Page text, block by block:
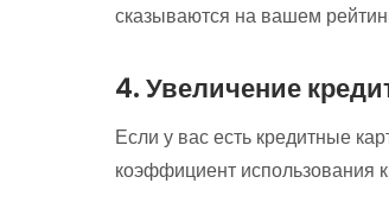
сказываются на вашем
4. Увеличение
Если у вас есть кредитные
коэффициент использования